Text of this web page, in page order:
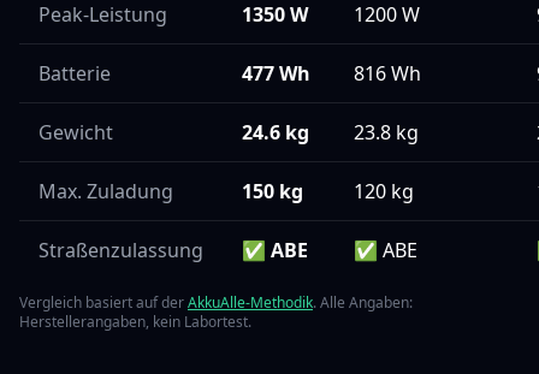
Peak-Leistung 1350W 1200W
Batterie 477Wh 816Wh
Gewicht 24.6 kg 23.8 kg
Max. Zuladung 150 kg 120 kg
Straßenzulassung ✅ ABE ✅ ABE
Vergleich basiert auf derAkkuAlle-Methodik. Alle Angaben:
Herstellerangaben, kein Labortest.